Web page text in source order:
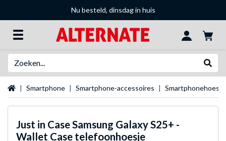
Nu besteld, dinsdag in huis
StartpaginaSmartphone Smartphone-accessoires
Just in CaseSamsung Galaxy S25+ -
Wallet Case telefoonhoesje